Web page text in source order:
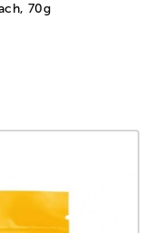
70g